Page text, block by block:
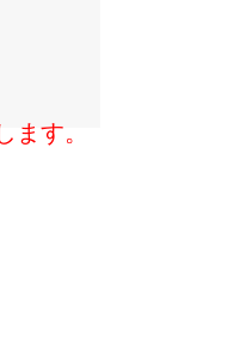
す。